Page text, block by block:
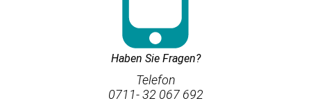
Haben Sie Fragen?
Telefon
0711- 32 067 692